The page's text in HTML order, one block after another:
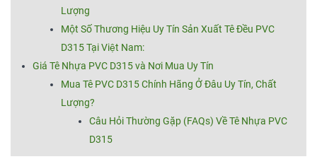
Lượng
Một Số Thương Hiệu Uy Tín Sản Xuất Tê Đều PVC
D315 Tại Việt Nam:
Giá Tê Nhựa PVC D315 và Nơi Mua Uy Tín
Mua Tê PVC D315 Chính Hãng Ở Đâu Uy Tín, Chất
Lượng?
Câu Hỏi Thường Gặp (FAQs) Về Tê Nhựa PVC
D315